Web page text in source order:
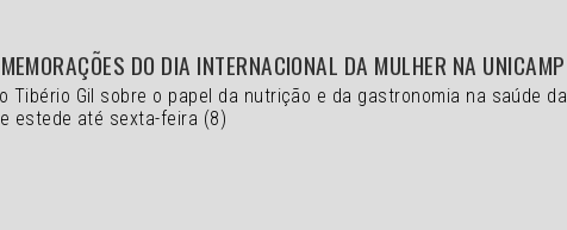
DO DIA INTERNACIONAL DA MULHER NA UNICAMP
Tibério Gil sobre o papel da nutrição e da gastronomia na saúde
estede até sexta-feira (8)